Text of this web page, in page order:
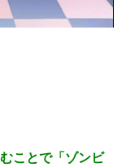
ことで「ゾンビ